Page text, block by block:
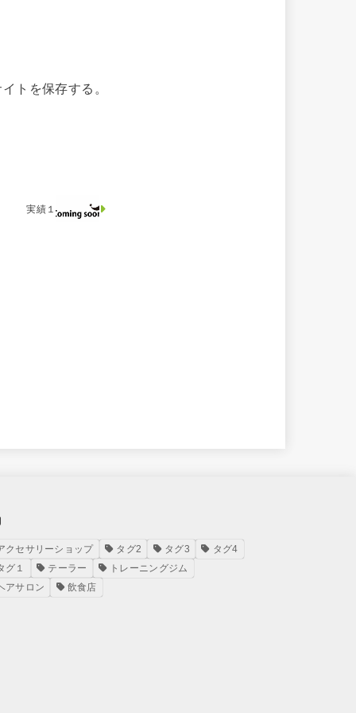
トを保存する。
実績１
クセサリーショップ タグ2 タグ3
タグ4
グ１
テーラー
トレーニングジム
アサロン
飲食店